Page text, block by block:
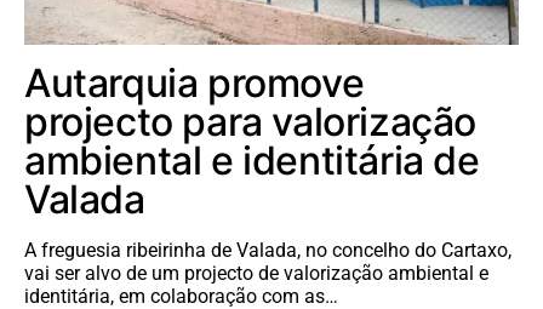
Autarquia promove
projecto para valorização
ambiental e identitária de
Valada
A freguesia ribeirinha de Valada, no concelho do Cartaxo,
vai ser alvo de um projecto de valorização ambiental e
identitária, em colaboração com as…